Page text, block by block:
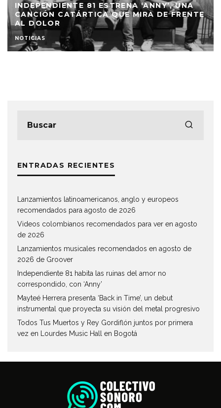
INDEPENDIENTE 81 ESTRENA ‘ANNY’, UNA
CANCIÓN CATÁRTICA QUE MIRA DE FRENTE
AL DOLOR
NOTICIAS
ENTRADAS RECIENTES
Lanzamientos latinoamericanos, anglo y europeos
recomendados para agosto de 2026
Videos colombianos recomendados para ver en agosto
de 2026
Lanzamientos musicales recomendados en agosto de
2026 de Groover
Independiente 81 habita las ruinas del amor no
correspondido, con ‘Anny’
Mayteé Herrera presenta ‘Back in Time’, un debut
instrumental que proyecta su visión del metal progresivo
Todos Tus Muertos y Rey Gordiflón juntos por primera
vez en Lourdes Music Hall en Bogotá